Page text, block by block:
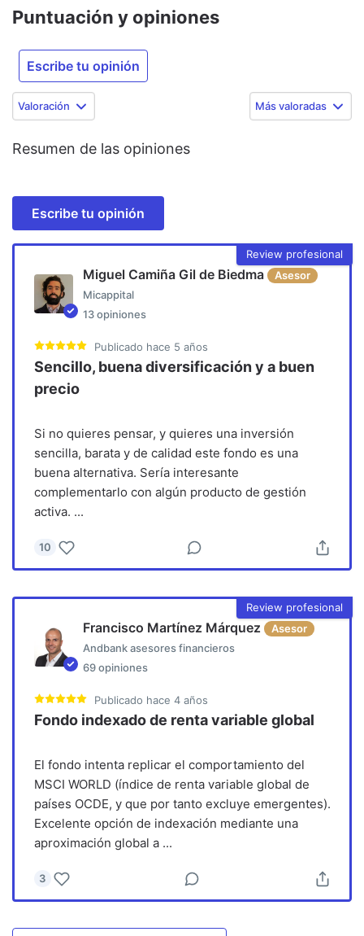
Puntuación y opiniones
Escribe tu opinión
Valoración Más valoradas
Resumen de las opiniones
Escribe tu opinión
Review profesional
Miguel Camiña Gil de Biedma
Asesor
Micappital
13 opiniones
Publicado hace 5 años
Sencillo, buena diversificación y a buen
precio
Si no quieres pensar, y quieres una inversión
sencilla, barata y de calidad este fondo es una
buena alternativa. Sería interesante
complementarlo con algún producto de gestión
activa. ...
10
Review profesional
Francisco Martínez Márquez
Asesor
Andbank asesores financieros
69 opiniones
Publicado hace 4 años
Fondo indexado de renta variable global
El fondo intenta replicar el comportamiento del
MSCI WORLD (índice de renta variable global de
países OCDE, y que por tanto excluye emergentes).
Excelente opción de indexación mediante una
aproximación global a...
3